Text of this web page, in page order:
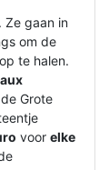
Ze gaan in
om de
op te halen.
Grote
voor elke